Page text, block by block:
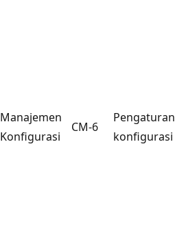
Manajemen
Konfigurasi
CM-6
Pengaturan
konfigurasi